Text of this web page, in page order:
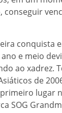
conquista
e meio
ao xadrez.
de
lugar
SOG